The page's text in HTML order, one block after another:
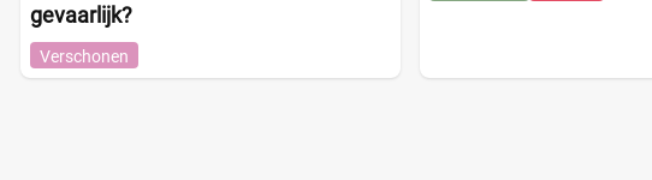
gevaarlijk?
Verschonen